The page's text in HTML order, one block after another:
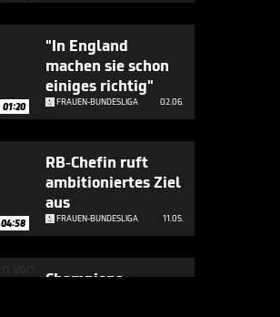
01:20
"In England
machen sie schon
einiges richtig"
FRAUEN-BUNDESLIGA 02.06.
04:58
RB-Chefin ruft
ambitioniertes Ziel
aus
FRAUEN-BUNDESLIGA 11.05.
Champions